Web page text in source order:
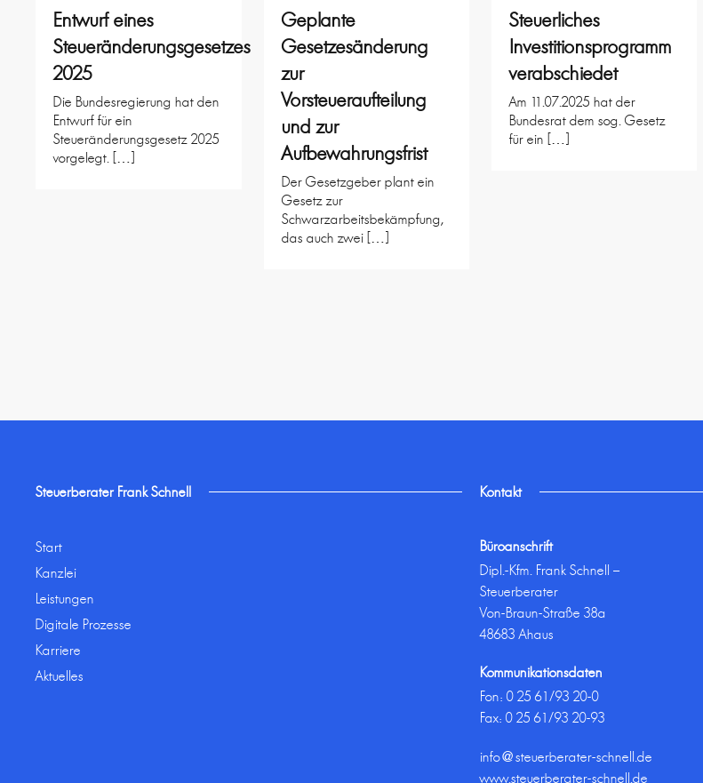
Entwurf eines
Steueränderungsgesetzes
2025
Die Bundesregierung hat den
Entwurf für ein
Steueränderungsgesetz 2025
vorgelegt. […]
Geplante
Gesetzesänderung
zur
Vorsteueraufteilung
und zur
Aufbewahrungsfrist
Der Gesetzgeber plant ein
Gesetz zur
Schwarzarbeitsbekämpfung,
das auch zwei […]
Steuerliches
Investitionsprogramm
verabschiedet
Am 11.07.2025 hat der
Bundesrat dem sog. Gesetz
für ein […]
Steuerberater Frank Schnell
Start
Kanzlei
Leistungen
Digitale Prozesse
Karriere
Aktuelles
Kontakt
Büroanschrift
Dipl.-Kfm. Frank Schnell –
Steuerberater
Von-Braun-Straße 38a
48683 Ahaus
Kommunikationsdaten
Fon:0 25 61/93 20-0
Fax: 0 25 61/93 20-93
info@steuerberater-schnell.de
www.steuerberater-schnell.de